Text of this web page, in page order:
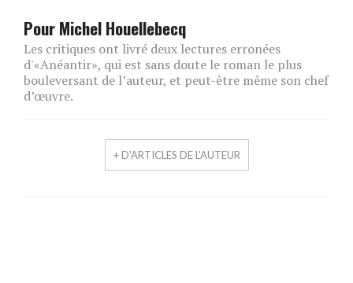
Pour Michel Houellebecq
Les critiques ont livré deux lectures erronées
d'«Anéantir», qui est sans doute le roman le plus
bouleversant de l’auteur, et peut-être même son chef
d’œuvre.
+ D'ARTICLES DE L'AUTEUR